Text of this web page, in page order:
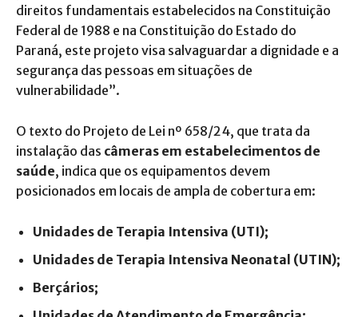
direitos fundamentais estabelecidos na Constituição
Federal de 1988 e na Constituição do Estado do
Paraná, este projeto visa salvaguardar a dignidade e a
segurança das pessoas em situações de
vulnerabilidade”.
O texto do Projeto de Lei nº 658/24, que trata da
instalação das câmeras em estabelecimentos de
saúde, indica que os equipamentos devem
posicionados em locais de ampla de cobertura em:
Unidades de Terapia Intensiva (UTI);
Unidades de Terapia Intensiva Neonatal (UTIN);
Berçários;